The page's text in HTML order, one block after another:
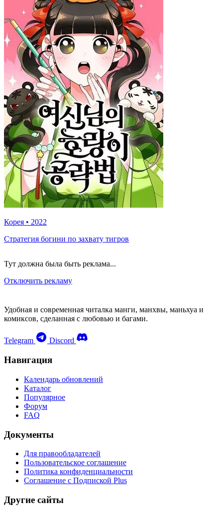
Корея • 2022
Стратегия богини по захвату тигров
Тут должна была быть реклама...
Отключить рекламу
Удобная и современная читалка манги, манхвы, маньхуа и
комиксов, сделанная с любовью и багами.
Telegram Discord
Навигация
Календарь обновлений
Каталог
Популярное
Форум
FAQ
Документы
Для правообладателей
Пользовательское соглашение
Политика конфиденциальности
Соглашение с Подпиской Plus
Другие сайты